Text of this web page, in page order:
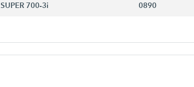
SUPER 700-3i 0890